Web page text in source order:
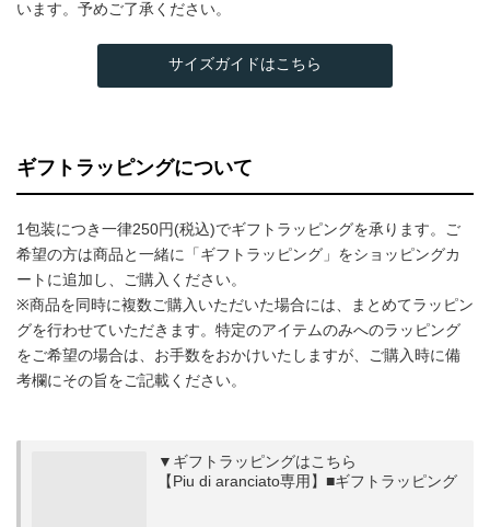
います。予めご了承ください。
サイズガイドはこちら
ギフトラッピングについて
1包装につき一律250円(税込)でギフトラッピングを承ります。ご
希望の方は商品と一緒に「ギフトラッピング」をショッピングカ
ートに追加し、ご購入ください。
※商品を同時に複数ご購入いただいた場合には、まとめてラッピン
グを行わせていただきます。特定のアイテムのみへのラッピング
をご希望の場合は、お手数をおかけいたしますが、ご購入時に備
考欄にその旨をご記載ください。
▼ギフトラッピングはこちら
【Piu di aranciato専用】■ギフトラッピング